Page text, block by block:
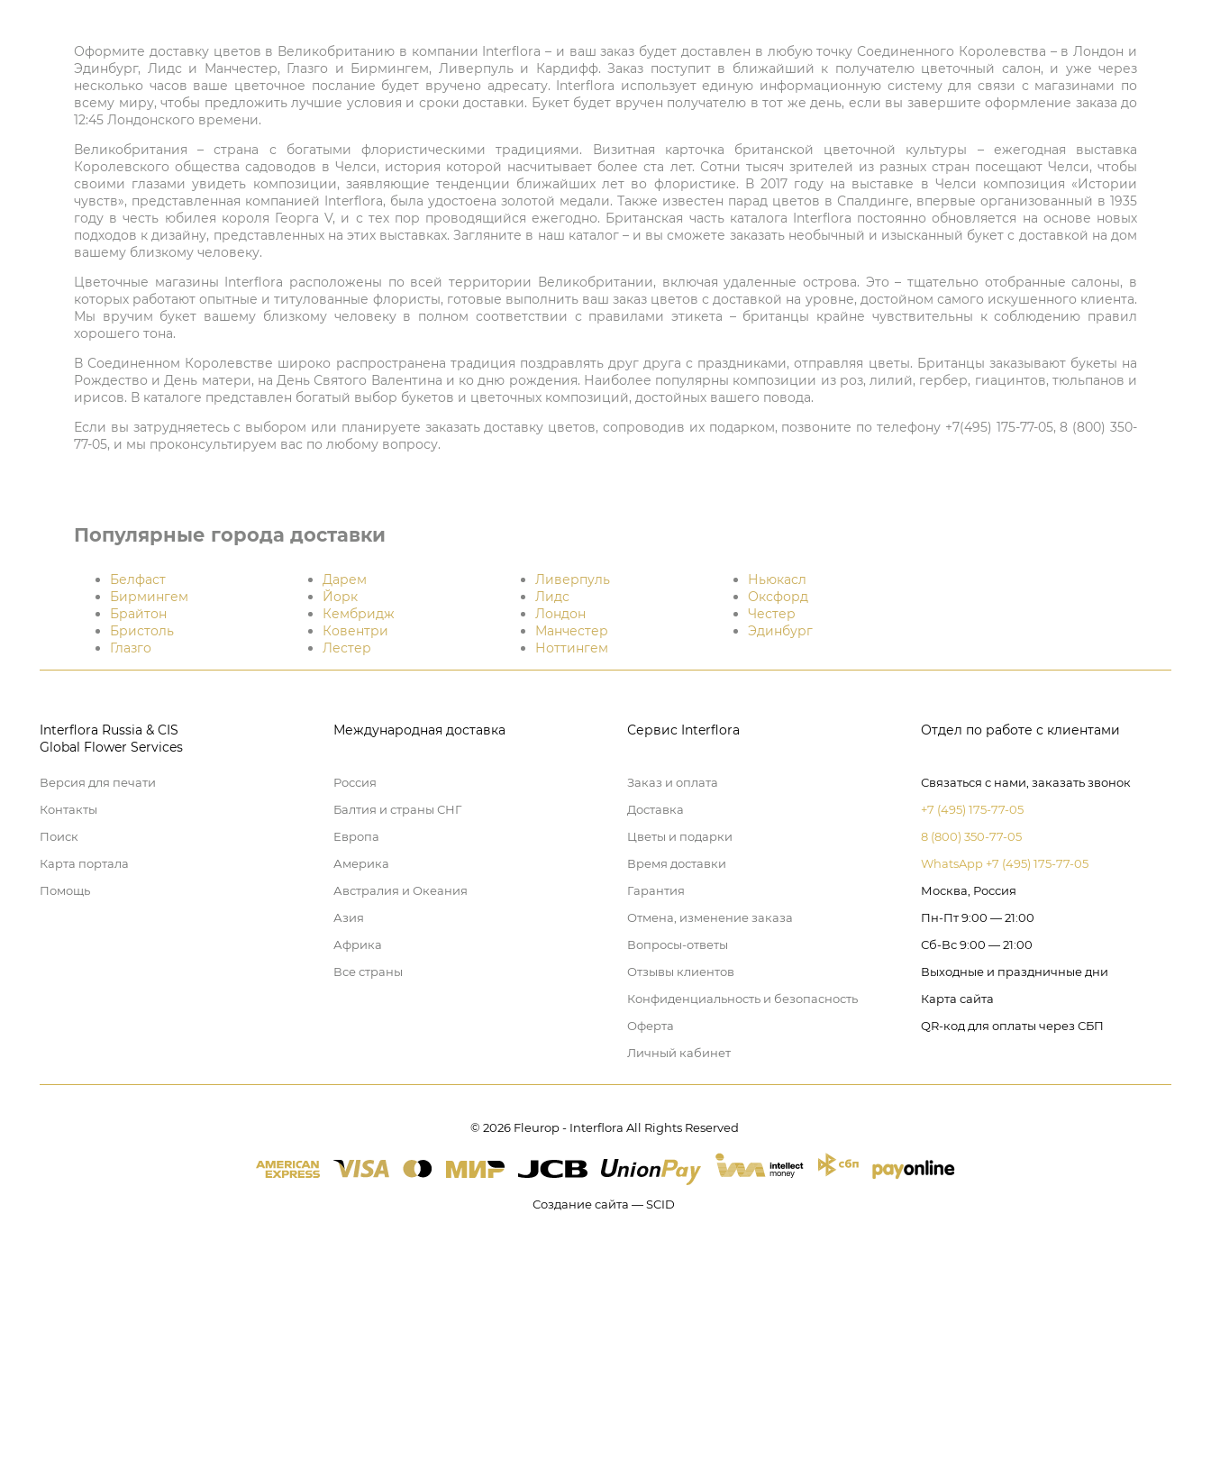
Оформите доставку цветов в Великобританию в компании Interflora – и ваш заказ будет доставлен в любую точку Соединенного Королевства – в Лондон и
Эдинбург, Лидс и Манчестер, Глазго и Бирмингем, Ливерпуль и Кардифф. Заказ поступит в ближайший к получателю цветочный салон, и уже через
несколько часов ваше цветочное послание будет вручено адресату. Interflora использует единую информационную систему для связи с магазинами по
всему миру, чтобы предложить лучшие условия и сроки доставки. Букет будет вручен получателю в тот же день, если вы завершите оформление заказа до
12:45 Лондонского времени.
Великобритания – страна с богатыми флористическими традициями. Визитная карточка британской цветочной культуры – ежегодная выставка
Королевского общества садоводов в Челси, история которой насчитывает более ста лет. Сотни тысяч зрителей из разных стран посещают Челси, чтобы
своими глазами увидеть композиции, заявляющие тенденции ближайших лет во флористике. В 2017 году на выставке в Челси композиция «Истории
чувств», представленная компанией Interflora, была удостоена золотой медали. Также известен парад цветов в Спалдинге, впервые организованный в 1935
году в честь юбилея короля Георга V, и с тех пор проводящийся ежегодно. Британская часть каталога Interflora постоянно обновляется на основе новых
подходов к дизайну, представленных на этих выставках. Загляните в наш каталог – и вы сможете заказать необычный и изысканный букет с доставкой на дом
вашему близкому человеку.
Цветочные магазины Interflora расположены по всей территории Великобритании, включая удаленные острова. Это – тщательно отобранные салоны, в
которых работают опытные и титулованные флористы, готовые выполнить ваш заказ цветов с доставкой на уровне, достойном самого искушенного клиента.
Мы вручим букет вашему близкому человеку в полном соответствии с правилами этикета – британцы крайне чувствительны к соблюдению правил
хорошего тона.
В Соединенном Королевстве широко распространена традиция поздравлять друг друга с праздниками, отправляя цветы. Британцы заказывают букеты на
Рождество и День матери, на День Святого Валентина и ко дню рождения. Наиболее популярны композиции из роз, лилий, гербер, гиацинтов, тюльпанов и
ирисов. В каталоге представлен богатый выбор букетов и цветочных композиций, достойных вашего повода.
Если вы затрудняетесь с выбором или планируете заказать доставку цветов, сопроводив их подарком, позвоните по телефону +7(495) 175-77-05, 8 (800) 350-
77-05, и мы проконсультируем вас по любому вопросу.
Популярные города доставки
Белфаст
Бирмингем
Брайтон
Бристоль
Глазго
Дарем
Йорк
Кембридж
Ковентри
Лестер
Ливерпуль
Лидс
Лондон
Манчестер
Ноттингем
Ньюкасл
Оксфорд
Честер
Эдинбург
Interflora Russia & CIS
Global Flower Services
Версия для печати
Контакты
Поиск
Карта портала
Помощь
Международная доставка
Россия
Балтия и страны СНГ
Европа
Америка
Австралия и Океания
Азия
Африка
Все страны
Сервис Interflora
Заказ и оплата
Доставка
Цветы и подарки
Время доставки
Гарантия
Отмена, изменение заказа
Вопросы-ответы
Отзывы клиентов
Конфиденциальность и безопасность
Оферта
Личный кабинет
Отдел по работе с клиентами
Связаться с нами, заказать звонок
+7 (495) 175-77-05
8 (800) 350-77-05
WhatsApp +7 (495) 175-77-05
Москва, Россия
Пн-Пт 9:00 — 21:00
Сб-Вс 9:00 — 21:00
Выходные и праздничные дни
Карта сайта
QR-код для оплаты через СБП
© 2026 Fleurop - Interflora All Rights Reserved
Создание сайта — SCID